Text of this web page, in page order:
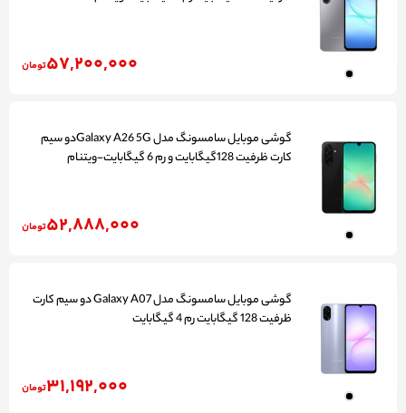
57,200,000تومان
گوشی موبایل سامسونگ مدل Galaxy A26 5Gدو سیم
کارت ظرفیت 128گیگابایت و رم 6 گیگابایت-ویتنام
52,888,000تومان
گوشی موبایل سامسونگ مدل Galaxy A07 دو سیم کارت
ظرفیت 128 گیگابایت رم 4 گیگابایت
31,192,000تومان